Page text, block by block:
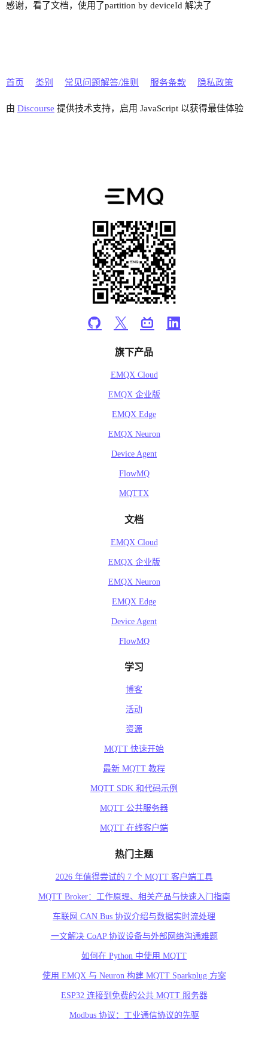
感谢，看了文档，使用了partition by deviceId 解决了
首页 类别 常见问题解答/准则 服务条款 隐私政策
由 Discourse 提供技术支持，启用 JavaScript 以获得最佳体验
旗下产品
EMQX Cloud
EMQX 企业版
EMQX Edge
EMQX Neuron
Device Agent
FlowMQ
MQTTX
文档
EMQX Cloud
EMQX 企业版
EMQX Neuron
EMQX Edge
Device Agent
FlowMQ
学习
博客
活动
资源
MQTT 快速开始
最新 MQTT 教程
MQTT SDK 和代码示例
MQTT 公共服务器
MQTT 在线客户端
热门主题
2026 年值得尝试的 7 个 MQTT 客户端工具
MQTT Broker：工作原理、相关产品与快速入门指南
车联网 CAN Bus 协议介绍与数据实时流处理
一文解决 CoAP 协议设备与外部网络沟通难题
如何在 Python 中使用 MQTT
使用 EMQX 与 Neuron 构建 MQTT Sparkplug 方案
ESP32 连接到免费的公共 MQTT 服务器
Modbus 协议：工业通信协议的先驱